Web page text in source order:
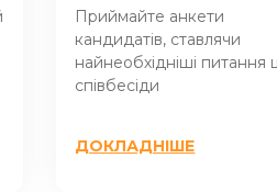
Приймайте анкети
кандидатів, ставлячи
найнеобхідніші питання
співбесіди
ДОКЛАДНІШЕ